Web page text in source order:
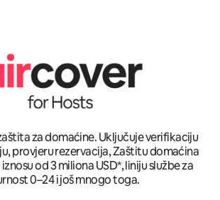
za domaćine. Uključuje verifikaciju
provjeru rezervacija, Zaštitu domaćina
od 3 miliona USD*, liniju službe za
0–24 i još mnogo toga.